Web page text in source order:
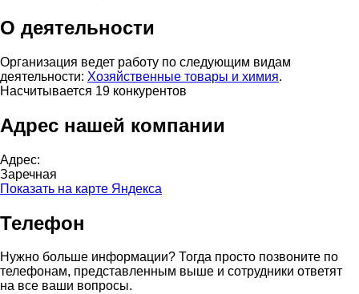
О деятельности
Организация ведет работу по следующим видам
деятельности: Хозяйственные товары и химия.
Насчитывается 19 конкурентов
Адрес нашей компании
Адрес:
Заречная
Показать на карте Яндекса
Телефон
Нужно больше информации? Тогда просто позвоните по
телефонам, представленным выше и сотрудники ответят
на все ваши вопросы.